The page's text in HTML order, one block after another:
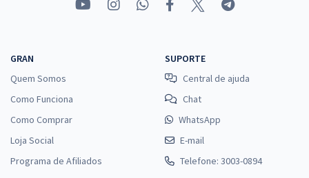
GRAN
Quem Somos
Como Funciona
Como Comprar
Loja Social
Programa de Afiliados
SUPORTE
Central de ajuda
Chat
WhatsApp
E-mail
Telefone: 3003-0894